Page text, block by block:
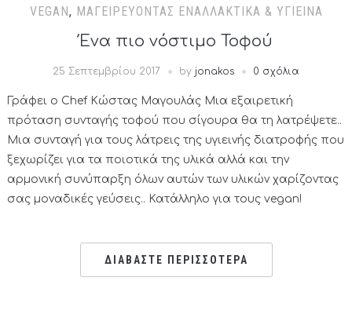
VEGAN, ΜΑΓΕΙΡΕΎΟΝΤΑΣ ΕΝΑΛΛΑΚΤΙΚΆ & ΥΓΙΕΙΝΆ
Ένα πιο νόστιμο Τοφού
25 Σεπτεμβρίου 2017 by jonakos 0 σχόλια
Γράφει ο Chef Κώστας Μαγουλάς Μια εξαιρετική
πρόταση συνταγής τοφού που σίγουρα θα τη λατρέψετε..
Μια συνταγή για τους λάτρεις της υγιεινής διατροφής που
ξεχωρίζει για τα ποιοτικά της υλικά αλλά και την
αρμονική συνύπαρξη όλων αυτών των υλικών χαρίζοντας
σας μοναδικές γεύσεις.. Κατάλληλο για τους vegan!
ΔΙΑΒΑΣΤΕ ΠΕΡΙΣΣΟΤΕΡΑ